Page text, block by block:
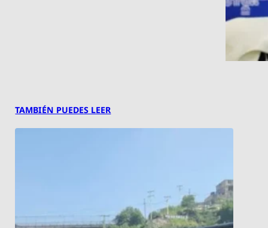
TAMBIÉN PUEDES LEER